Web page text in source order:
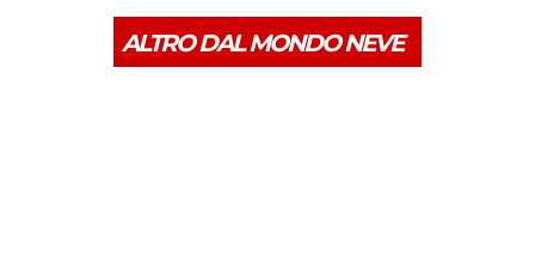
ALTRO DAL MONDO NEVE